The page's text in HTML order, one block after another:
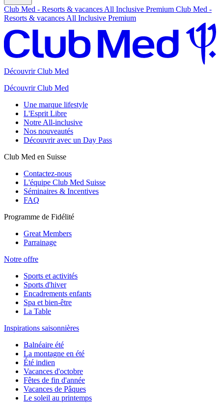
Club Med - Resorts & vacances All Inclusive Premium Club Med -
Resorts & vacances All Inclusive Premium
Découvrir Club Med
Découvrir Club Med
Une marque lifestyle
L'Esprit Libre
Notre All-inclusive
Nos nouveautés
Découvrir avec un Day Pass
Club Med en Suisse
Contactez-nous
L'équipe Club Med Suisse
Séminaires & Incentives
FAQ
Programme de Fidélité
Great Members
Parrainage
Notre offre
Sports et activités
Sports d'hiver
Encadrements enfants
Spa et bien-être
La Table
Inspirations saisonnières
Balnéaire été
La montagne en été
Été indien
Vacances d'octobre
Fêtes de fin d'année
Vacances de Pâques
Le soleil au printemps